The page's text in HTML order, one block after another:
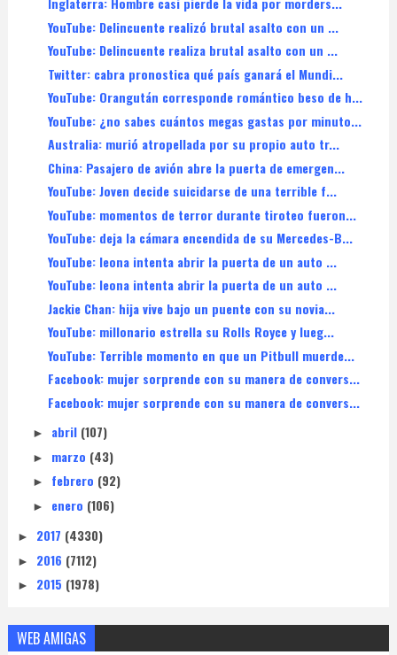
YouTube: Delincuente realizó brutal asalto con un ...
YouTube: Delincuente realiza brutal asalto con un ...
Twitter: cabra pronostica qué país ganará el Mundi...
YouTube: Orangután corresponde romántico beso de h...
YouTube: ¿no sabes cuántos megas gastas por minuto...
Australia: murió atropellada por su propio auto tr...
China: Pasajero de avión abre la puerta de emergen...
YouTube: Joven decide suicidarse de una terrible f...
YouTube: momentos de terror durante tiroteo fueron...
YouTube: deja la cámara encendida de su Mercedes-B...
YouTube: leona intenta abrir la puerta de un auto ...
YouTube: leona intenta abrir la puerta de un auto ...
Jackie Chan: hija vive bajo un puente con su novia...
YouTube: millonario estrella su Rolls Royce y lueg...
YouTube: Terrible momento en que un Pitbull muerde...
Facebook: mujer sorprende con su manera de convers...
Facebook: mujer sorprende con su manera de convers...
► abril (107)
► marzo (43)
► febrero (92)
► enero (106)
► 2017 (4330)
► 2016 (7112)
► 2015 (1978)
WEB AMIGAS